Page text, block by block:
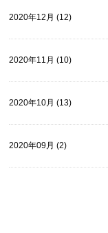
2020年12月 (12)
2020年11月 (10)
2020年10月 (13)
2020年09月 (2)